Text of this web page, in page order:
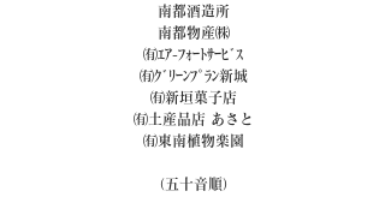
南都酒造所
南都物産㈱
㈲ｴｱ-ﾌｫｰﾄｻｰﾋﾞｽ
㈲ｸﾞﾘｰﾝﾌﾟﾗﾝ新城
㈲新垣菓子店
㈲土産品店 あさと
㈲東南植物楽園
（五十音順）